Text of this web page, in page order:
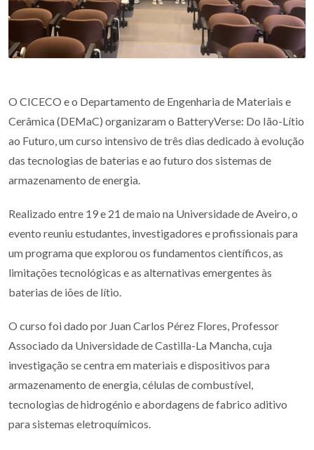
O CICECO e o Departamento de Engenharia de Materiais e
Cerâmica (DEMaC) organizaram o BatteryVerse: Do Ião-Lítio
ao Futuro, um curso intensivo de três dias dedicado à evolução
das tecnologias de baterias e ao futuro dos sistemas de
armazenamento de energia.
Realizado entre 19 e 21 de maio na Universidade de Aveiro, o
evento reuniu estudantes, investigadores e profissionais para
um programa que explorou os fundamentos científicos, as
limitações tecnológicas e as alternativas emergentes às
baterias de iões de lítio.
O curso foi dado por Juan Carlos Pérez Flores, Professor
Associado da Universidade de Castilla-La Mancha, cuja
investigação se centra em materiais e dispositivos para
armazenamento de energia, células de combustível,
tecnologias de hidrogénio e abordagens de fabrico aditivo
para sistemas eletroquímicos.